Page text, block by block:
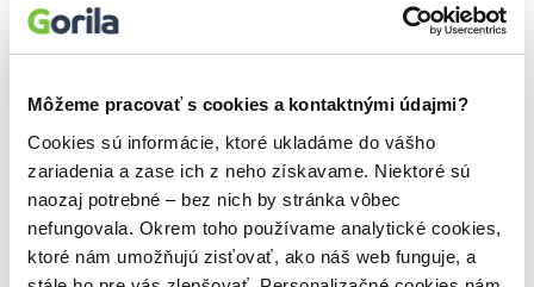
Môžeme pracovať s cookies a kontaktnými údajmi?
Cookies sú informácie, ktoré ukladáme do vášho
zariadenia a zase ich z neho získavame. Niektoré sú
naozaj potrebné – bez nich by stránka vôbec
nefungovala. Okrem toho používame analytické cookies,
ktoré nám umožňujú zisťovať, ako náš web funguje, a
Na sklade
NOTIQUE Týždenný magnetický diár Vila 2027
5,60€
Vreckový diár s gumičkou na rok 2027 - Srdiečko
4,59€
Na sklade
5,00€